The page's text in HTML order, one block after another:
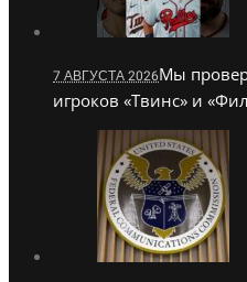
7 АВГУСТА 2026Мы
игроков «Твинс» и